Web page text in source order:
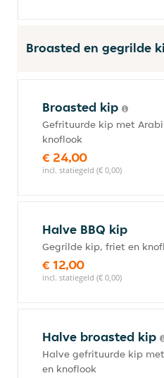
Broasted en gegrilde
Broasted kip
Gefrituurde kip met
knoflook
€ 24,00
incl. statiegeld (€ 0,00)
Halve BBQ kip
Gegrilde kip, friet en
€ 12,00
incl. statiegeld (€ 0,00)
Halve broasted kip
Halve gefrituurde kip
en knoflook